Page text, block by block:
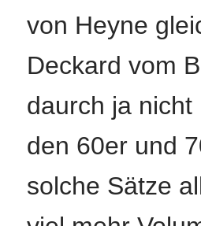
von Heyne
Deckard vom
daurch ja
den 60er und
solche Sätze